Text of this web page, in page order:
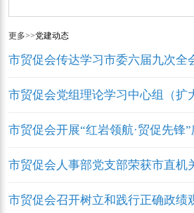
更多>>党建动态
市贸促会传达学习市委六届九次全